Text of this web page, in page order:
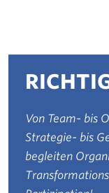
Von Team- bis
Strategie- bis
begleiten